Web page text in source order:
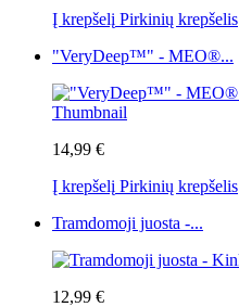
Į krepšelį Pirkinių krepšelis
"VeryDeep™" - MEO®...
14,99 €
Į krepšelį Pirkinių krepšelis
Tramdomoji juosta -...
12,99 €